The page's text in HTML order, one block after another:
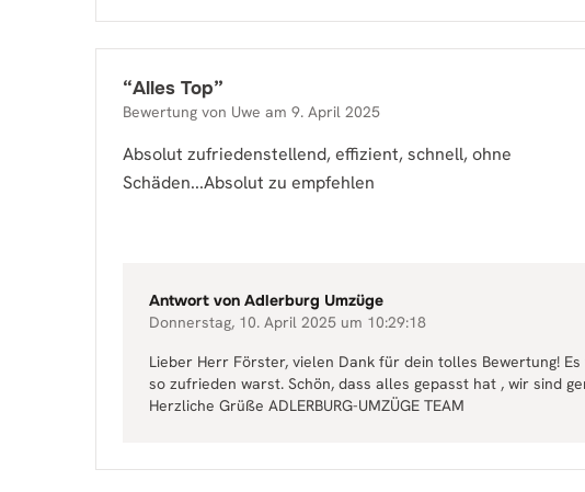
“Alles Top”
Bewertung von Uwe am 9. April 2025
Absolut zufriedenstellend, effizient, schnell, ohne
Schäden...Absolut zu empfehlen
Antwort von Adlerburg Umzüge
Donnerstag, 10. April 2025 um 10:29:18
Lieber Herr Förster, vielen Dank für dein tolles Bewertung!
so zufrieden warst. Schön, dass alles gepasst hat , wir sind
Herzliche Grüße ADLERBURG-UMZÜGE TEAM